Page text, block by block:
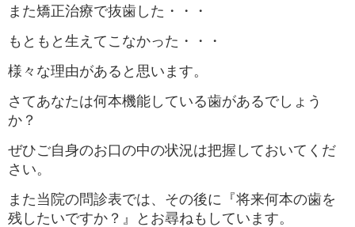
また矯正治療で抜歯した・・・
もともと生えてこなかった・・・
様々な理由があると思います。
さてあなたは何本機能している歯があるでしょう
か？
ぜひご自身のお口の中の状況は把握しておいてくだ
さい。
また当院の問診表では、その後に『将来何本の歯を
残したいですか？』とお尋ねもしています。